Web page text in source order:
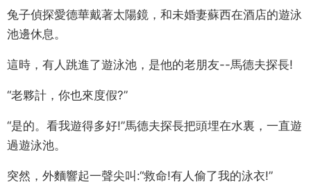
兔子偵探愛德華戴著太陽鏡，和未婚妻蘇西在酒店的遊泳
池邊休息。
這時，有人跳進了遊泳池，是他的老朋友--馬德夫探長!
“老夥計，你也來度假?”
“是的。看我遊得多好!”馬德夫探長把頭埋在水裏，一直遊
過遊泳池。
突然，外麵響起一聲尖叫:“救命!有人偷了我的泳衣!”